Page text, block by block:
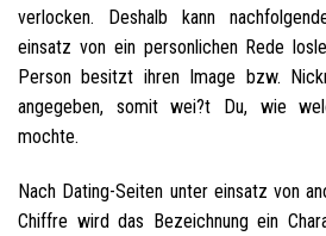
verlocken. Deshalb kann
einsatz von ein personlichen Rede
Person besitzt ihren Image bzw.
angegeben, somit wei?t Du, wie
mochte.
Nach Dating-Seiten unter einsatz von
Chiffre wird das Bezeichnung ein